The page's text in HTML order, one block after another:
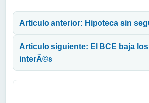
Articulo anterior: Hipoteca sin
Articulo siguiente: El BCE baja
interÃ©s